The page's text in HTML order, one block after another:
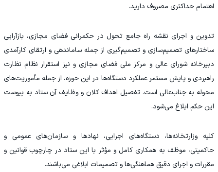
اهتمام حداکثری مصروف دارید.
تدوین و اجرای نقشه راه جامع تحول در حکمرانی فضای مجازی، بازآرایی
ساختارهای تصمیم‌سازی و تصمیم‌گیری از جمله ساماندهی و ارتقای کارآمدی
دبیرخانه شورای عالی و مرکز ملی فضای مجازی و نیز استقرار نظام نظارت
راهبردی و پایش مستمر عملکرد دستگاه‌ها در این حوزه، از جمله مأموریت‌های
محوله به جناب‌عالی است. تفصیل اهداف کلان و وظایف آن ستاد به پیوست
این حکم ابلاغ می‌شود.
کلیه وزارتخانه‌ها، دستگاه‌های اجرایی، نهادها و سازمان‌های عمومی و
حاکمیتی، موظف به همکاری کامل و مؤثر با این ستاد در چارچوب قوانین و
مقررات و اجرای دقیق هماهنگی‌ها و تصمیمات ابلاغی می‌باشند.